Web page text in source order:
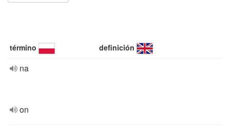
término definición
na
on